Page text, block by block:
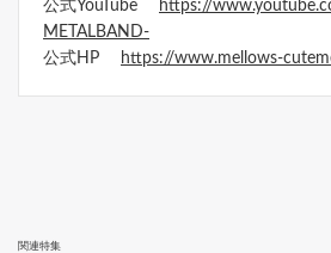
公式YouTube
https://
METALBAND-
公式HP
https://www.mellows-
関連特集